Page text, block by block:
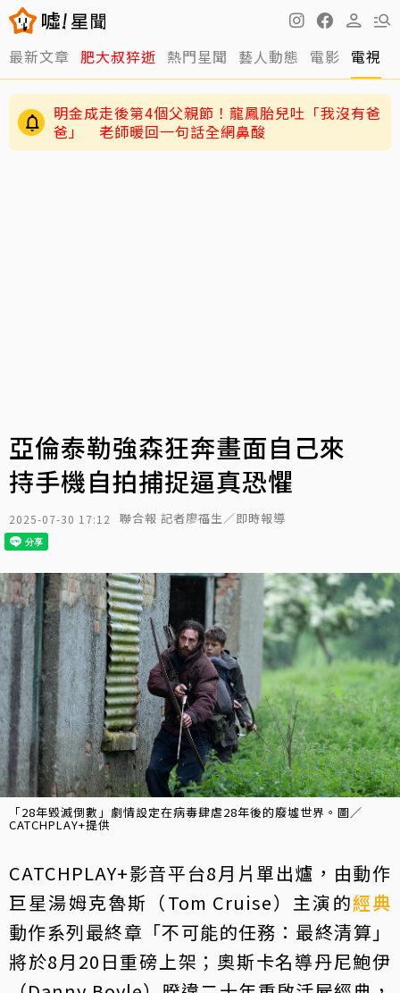
最新文章 肥大叔猝逝 熱門星聞 藝人動態 電影 電視
明金成走後第4個父親節！龍鳳胎兒吐「我沒有爸
爸」 老師暖回一句話全網鼻酸
亞倫泰勒強森狂奔畫面自己來
持手機自拍捕捉逼真恐懼
2025-07-30 17:12 聯合報 記者廖福生／即時報導
「28年毀滅倒數」劇情設定在病毒肆虐28年後的廢墟世界。圖／
CATCHPLAY+提供
CATCHPLAY+影音平台8月片單出爐，由動作
巨星湯姆克魯斯（Tom Cruise）主演的經典
動作系列最終章「不可能的任務：最終清算」
將於8月20日重磅上架；奧斯卡名導丹尼鮑伊